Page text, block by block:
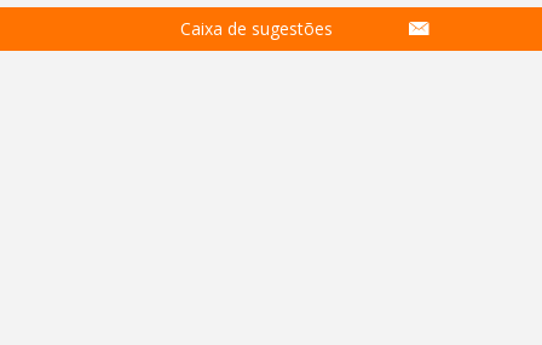
Caixa de sugestões